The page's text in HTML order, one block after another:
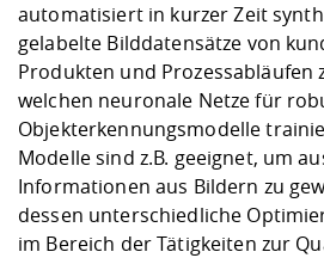
automatisiert in kurzer Zeit
gelabelte Bilddatensätze von
Produkten und Prozessabläufen
welchen neuronale Netze für
Objekterkennungsmodelle
Modelle sind z.B. geeignet, um
Informationen aus Bildern zu
dessen unterschiedliche
im Bereich der Tätigkeiten zur